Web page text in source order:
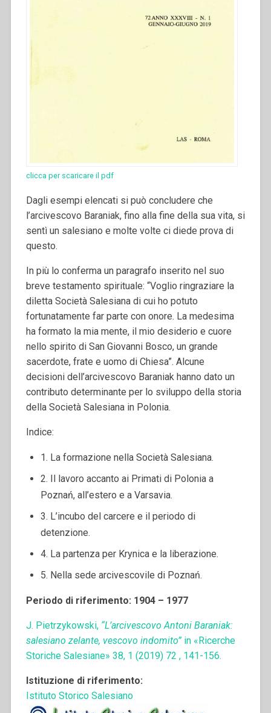
clicca per scaricare il pdf
Dagli esempi elencati si può concludere che
l’arcivescovo Baraniak, fino alla fine della sua vita, si
sentì un salesiano e molte volte ci diede prova di
questo.
In più lo conferma un paragrafo inserito nel suo
breve testamento spirituale: “Voglio ringraziare la
diletta Società Salesiana di cui ho potuto
fortunatamente far parte con onore. La medesima
ha formato la mia mente, il mio desiderio e cuore
nello spirito di San Giovanni Bosco, un grande
sacerdote, frate e uomo di Chiesa”. Alcune
decisioni dell’arcivescovo Baraniak hanno dato un
contributo determinante per lo sviluppo della storia
della Società Salesiana in Polonia.
Indice:
1. La formazione nella Società Salesiana.
2. Il lavoro accanto ai Primati di Polonia a
Poznań, all’estero e a Varsavia.
3. L’incubo del carcere e il periodo di
detenzione.
4. La partenza per Krynica e la liberazione.
5. Nella sede arcivescovile di Poznań.
Periodo di riferimento: 1904 – 1977
J. Pietrzykowski, “L’arcivescovo Antoni Baraniak:
salesiano zelante, vescovo indomito” in «Ricerche
Storiche Salesiane» 38, 1 (2019) 72 , 141-156.
Istituzione di riferimento:
Istituto Storico Salesiano